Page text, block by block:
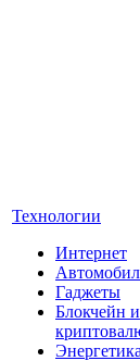
Технологии
Интернет
Гаджеты
Блокчейн и
Энергетика